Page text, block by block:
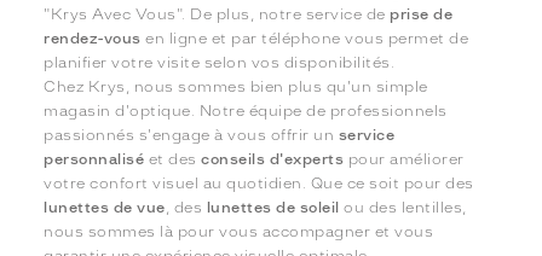
"Krys Avec Vous". De plus, notre service de prise de
rendez-vous en ligne et par téléphone vous permet de
planifier votre visite selon vos disponibilités.
Chez Krys, nous sommes bien plus qu'un simple
magasin d'optique. Notre équipe de professionnels
passionnés s'engage à vous offrir un service
personnalisé et desconseils d'experts pour améliorer
votre confort visuel au quotidien. Que ce soit pour des
lunettes de vue , des lunettes de soleil ou des lentilles,
nous sommes là pour vous accompagner et vous